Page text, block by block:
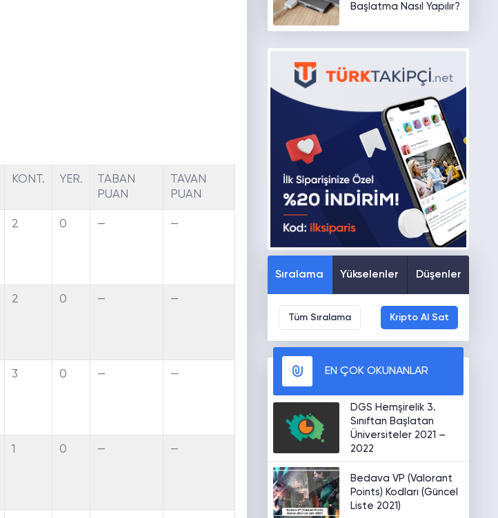
KONT. YER.
TABAN
PUAN
TAVAN
PUAN
2 0 — —
2 0 — —
3 0 — —
1 0 — —
Başlatma Nasıl Yapılır?
Sıralama Yükselenler Düşenler
Tüm Sıralama Kripto Al Sat
EN ÇOK OKUNANLAR
DGS Hemşirelik 3.
Sınıftan Başlatan
Üniversiteler 2021 –
2022
Bedava VP (Valorant
Points) Kodları (Güncel
Liste 2021)